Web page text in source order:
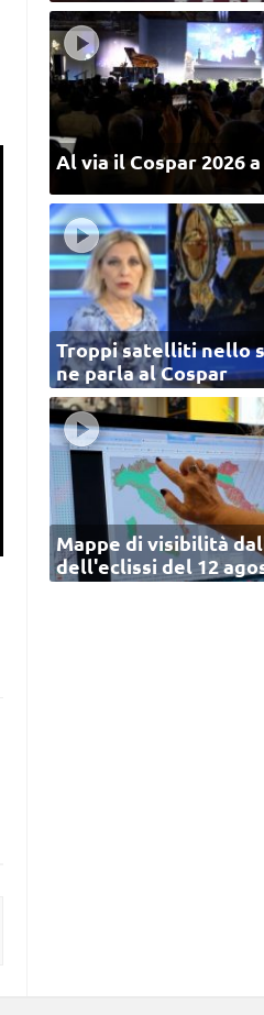
Al via il Cospar 2026
Troppi satelliti nello
ne parla al Cospar
Mappe di visibilità
dell'eclissi del 12